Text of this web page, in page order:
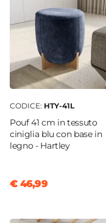
Altezza Seduta
42 cm
Altezza
64 cm
Altezza
Poliestere
Colore Seduta
Colore Gambe
CODICE: HTY-41L
Pouf 41 cm in tessuto
ciniglia blu con base in
legno - Hartley
€ 46,99